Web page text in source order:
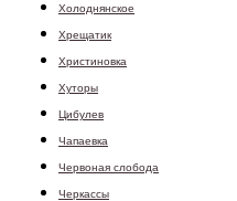
Холоднянское
Хрещатик
Христиновка
Хуторы
Цибулев
Чапаевка
Червоная слобода
Черкассы